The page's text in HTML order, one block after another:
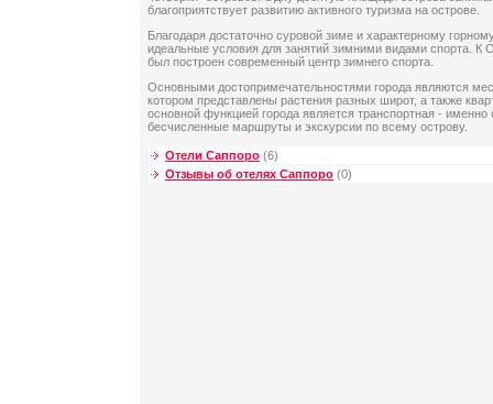
благоприятствует развитию активного туризма на острове.
Благодаря достаточно суровой зиме и характерному
идеальные условия для занятий зимними видами спорта. К
был построен современный центр зимнего спорта.
Основными достопримечательностями города являются
котором представлены растения разных широт, а также
основной функцией города является транспортная - именно
бесчисленные маршруты и экскурсии по всему острову.
Отели Саппоро (6)
Отзывы об отелях Саппоро (0)